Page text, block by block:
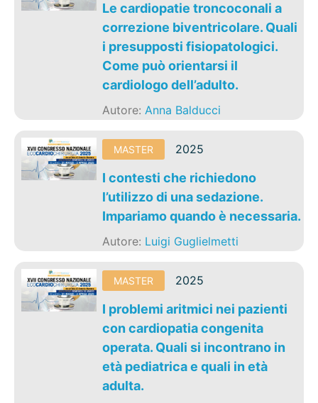
Le cardiopatie troncoconali a
correzione biventricolare. Quali
i presupposti fisiopatologici.
Come può orientarsi il
cardiologo dell’adulto.
Autore:Anna Balducci
MASTER 2025
I contesti che richiedono
l’utilizzo di una sedazione.
Impariamo quando è necessaria.
Autore: Luigi Guglielmetti
MASTER 2025
I problemi aritmici nei pazienti
con cardiopatia congenita
operata. Quali si incontrano in
età pediatrica e quali in età
adulta.